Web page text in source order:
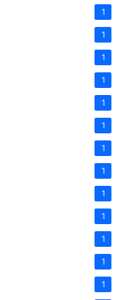
1
1
1
1
1
1
1
1
1
1
1
1
1